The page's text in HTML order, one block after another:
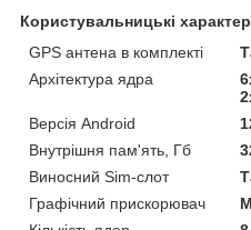
Користувальницькі
GPS антена в комплекті
Архітектура ядра
Версія Android
Внутрішня пам'ять, Гб
Виносний Sim-слот
Графічний прискорювач